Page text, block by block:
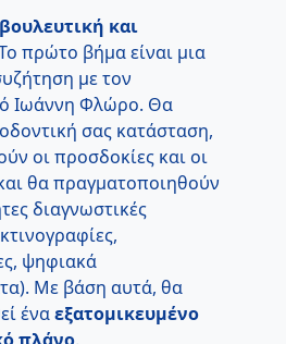
και
πρώτο βήμα είναι μια
με τον
Ιωάννη Φλώρο. Θα
σας κατάσταση,
οι προσδοκίες και οι
θα πραγματοποιηθούν
διαγνωστικές
ψηφιακά
Με βάση αυτά, θα
έναεξατομικευμένο
πλάνο.